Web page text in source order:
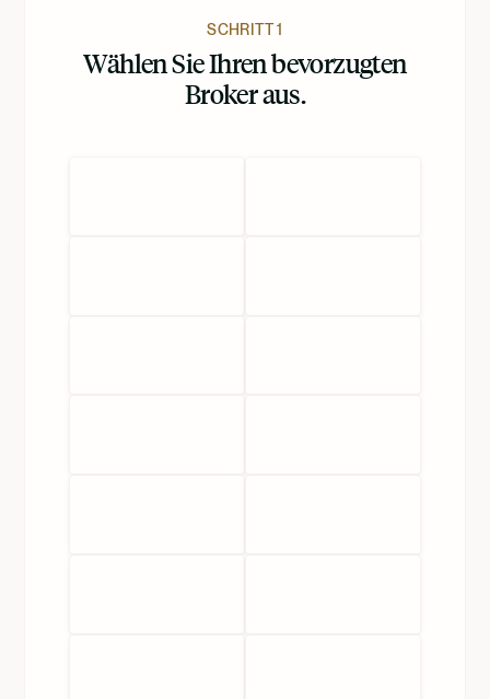
SCHRITT 1
Wählen Sie Ihren bevorzugten
Broker aus.